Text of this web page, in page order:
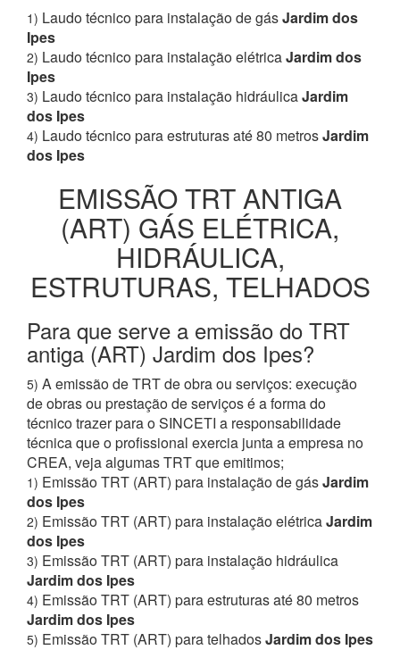
1) Laudo técnico para instalação de gásJardim dos
Ipes
2) Laudo técnico para instalação elétricaJardim dos
Ipes
3) Laudo técnico para instalação hidráulicaJardim
dos Ipes
4) Laudo técnico para estruturas até 80 metrosJardim
dos Ipes
EMISSÃO TRT ANTIGA
(ART) GÁS ELÉTRICA,
HIDRÁULICA,
ESTRUTURAS, TELHADOS
Para que serve a emissão do TRT
antiga (ART) Jardim dos Ipes?
5) A emissão de TRT de obra ou serviços: execução
de obras ou prestação de serviços é a forma do
técnico trazer para o SINCETI a responsabilidade
técnica que o profissional exercia junta a empresa no
CREA, veja algumas TRT que emitimos;
1) Emissão TRT (ART) para instalação de gásJardim
dos Ipes
2) Emissão TRT (ART) para instalação elétricaJardim
dos Ipes
3) Emissão TRT (ART) para instalação hidráulica
Jardim dos Ipes
4) Emissão TRT (ART) para estruturas até 80 metros
Jardim dos Ipes
5) Emissão TRT (ART) para telhadosJardim dos Ipes